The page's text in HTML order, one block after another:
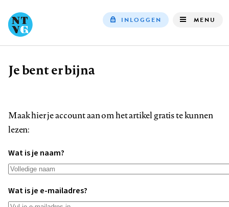
INLOGGEN MENU
Kruimelpad
Je bent er bijna
Maak hier je account aan om het artikel gratis te kunnen
lezen:
Wat is je naam?
Wat is je e-mailadres?